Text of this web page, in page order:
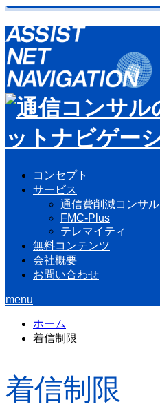
コンセプト
サービス
通信費削減コンサル
FMC-Plus
テレマイティ
無料コンテンツ
会社概要
お問い合わせ
menu
ホーム
着信制限
着信制限